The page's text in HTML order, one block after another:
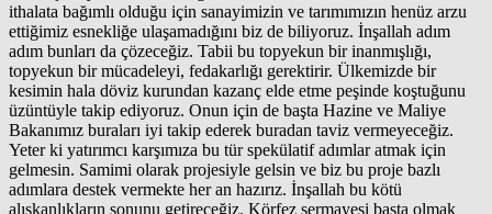
ithalata bağımlı olduğu için sanayimizin ve tarımımızın henüz arzu
ettiğimiz esnekliğe ulaşamadığını biz de biliyoruz. İnşallah adım
adım bunları da çözeceğiz. Tabii bu topyekun bir inanmışlığı,
topyekun bir mücadeleyi, fedakarlığı gerektirir. Ülkemizde bir
kesimin hala döviz kurundan kazanç elde etme peşinde koştuğunu
üzüntüyle takip ediyoruz. Onun için de başta Hazine ve Maliye
Bakanımız buraları iyi takip ederek buradan taviz vermeyeceğiz.
Yeter ki yatırımcı karşımıza bu tür spekülatif adımlar atmak için
gelmesin. Samimi olarak projesiyle gelsin ve biz bu proje bazlı
adımlara destek vermekte her an hazırız. İnşallah bu kötü
alışkanlıkların sonunu getireceğiz. Körfez sermayesi başta olmak